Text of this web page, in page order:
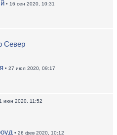
• 16 сен 2020, 10:31
Север
• 27 июл 2020, 09:17
июн 2020, 11:52
• 26 фев 2020, 10:12